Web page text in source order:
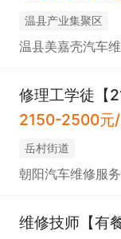
温县产业集聚区
温县美嘉壳汽车
修理工学徒【
2150-2500元/
岳村街道
朝阳汽车维修服
维修技师【有